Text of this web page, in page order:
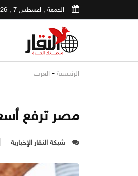
الجمعة , اغسطس 7 , 2026
الرئيسية - العرب
مصر ترفع
شبكة النقار الإخبارية